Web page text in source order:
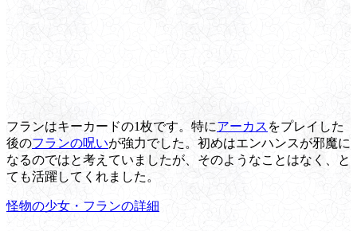
フランはキーカードの1枚です。特にアーカス をプレイした
後のフランの呪いが強力でした。初めはエンハンスが邪魔に
なるのではと考えていましたが、そのようなことはなく、と
ても活躍してくれました。
怪物の少女・フランの詳細